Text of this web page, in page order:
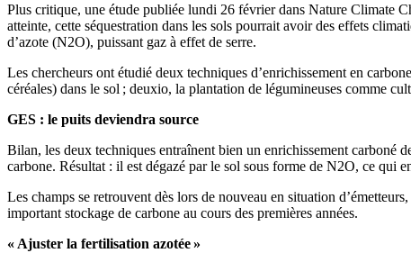
Plus critique, une étude publiée lundi 26 février dans Nature Climate
atteinte, cette séquestration dans les sols pourrait avoir des effets
d’azote (N2O), puissant gaz à effet de serre.
Les chercheurs ont étudié deux techniques d’enrichissement en
céréales) dans le sol ; deuxio, la plantation de légumineuses comme
GES : le puits deviendra source
Bilan, les deux techniques entraînent bien un enrichissement carboné
carbone. Résultat : il est dégazé par le sol sous forme de N2O, ce qui
Les champs se retrouvent dès lors de nouveau en situation
important stockage de carbone au cours des premières années.
« Ajuster la fertilisation azotée »